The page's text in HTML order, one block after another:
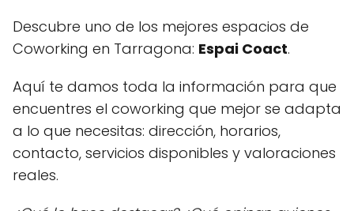
Descubre uno de los mejores espacios de
Coworking en Tarragona: Espai Coact.
Aquí te damos toda la información para que
encuentres el coworking que mejor se adapta
a lo que necesitas: dirección, horarios,
contacto, servicios disponibles y valoraciones
reales.